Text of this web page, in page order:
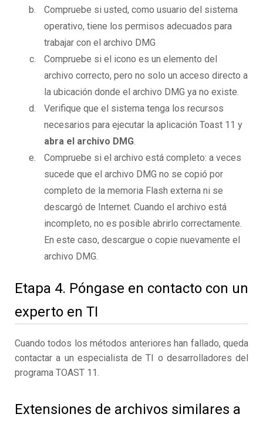
Compruebe si usted, como usuario del sistema
operativo, tiene los permisos adecuados para
trabajar con el archivo DMG
Compruebe si el icono es un elemento del
archivo correcto, pero no solo un acceso directo a
la ubicación donde el archivo DMG ya no existe.
Verifique que el sistema tenga los recursos
necesarios para ejecutar la aplicación Toast 11 y
abra el archivo DMG.
Compruebe si el archivo está completo: a veces
sucede que el archivo DMG no se copió por
completo de la memoria Flash externa ni se
descargó de Internet. Cuando el archivo está
incompleto, no es posible abrirlo correctamente.
En este caso, descargue o copie nuevamente el
archivo DMG.
Etapa 4. Póngase en contacto con un
experto en TI
Cuando todos los métodos anteriores han fallado, queda
contactar a un especialista de TI o desarrolladores del
programa TOAST 11.
Extensiones de archivos similares a